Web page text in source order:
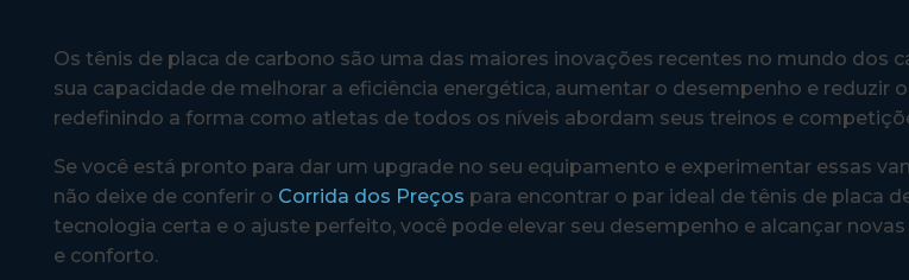
Os tênis de placa de carbono são uma das maiores inovações recentes no mundo dos
sua capacidade de melhorar a eficiência energética, aumentar o desempenho e reduzir
redefinindo a forma como atletas de todos os níveis abordam seus treinos e
Se você está pronto para dar um upgrade no seu equipamento e experimentar essas
não deixe de conferir o Corrida dos Preços para encontrar o par ideal de tênis de placa
tecnologia certa e o ajuste perfeito, você pode elevar seu desempenho e alcançar
e conforto.